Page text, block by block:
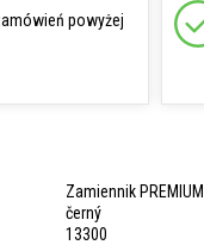
powyżej
Zamiennik PREMIUM
černý
13300